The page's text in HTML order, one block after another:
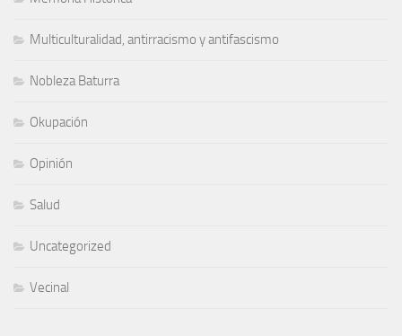
Multiculturalidad, antirracismo y antifascismo
Nobleza Baturra
Okupación
Opinión
Salud
Uncategorized
Vecinal